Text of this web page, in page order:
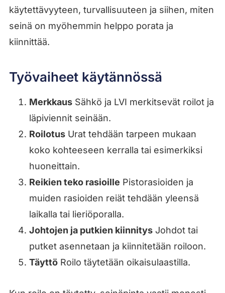
käytettävyyteen, turvallisuuteen ja siihen, miten
seinä on myöhemmin helppo porata ja
kiinnittää.
Työvaiheet käytännössä
MerkkausSähkö ja LVI merkitsevät roilot ja
läpiviennit seinään.
RoilotusUrat tehdään tarpeen mukaan
koko kohteeseen kerralla tai esimerkiksi
huoneittain.
Reikien teko rasioille Pistorasioiden ja
muiden rasioiden reiät tehdään yleensä
laikalla tai lieriöporalla.
Johtojen ja putkien kiinnitysJohdot tai
putket asennetaan ja kiinnitetään roiloon.
TäyttöRoilo täytetään oikaisulaastilla.